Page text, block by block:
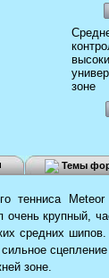
зоне
Темы
тенниса
крупный,
средних шипов.
сильное
зоне.